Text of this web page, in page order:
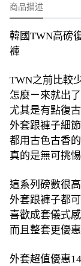
商品描述
韓國TWN高磅
褲
TWN之前比較
怎麼ㄧ來就出
尤其是有點復
外套跟褲子細
都用古色古香
真的是無可挑惕
這系列磅數很
外套跟褲子都
喜歡成套儀式
而且整套更優
外套超值優惠